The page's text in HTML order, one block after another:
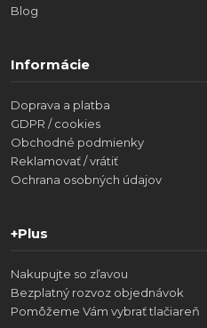
Blog
Informácie
Doprava a platba
GDPR / cookies
Obchodné podmienky
Reklamovať / vrátiť
Ochrana osobných údajov
+Plus
Nakupujte so zľavou
Bezplatný rozvoz objednávok
Pomôžeme Vám vybrať tlačiareň